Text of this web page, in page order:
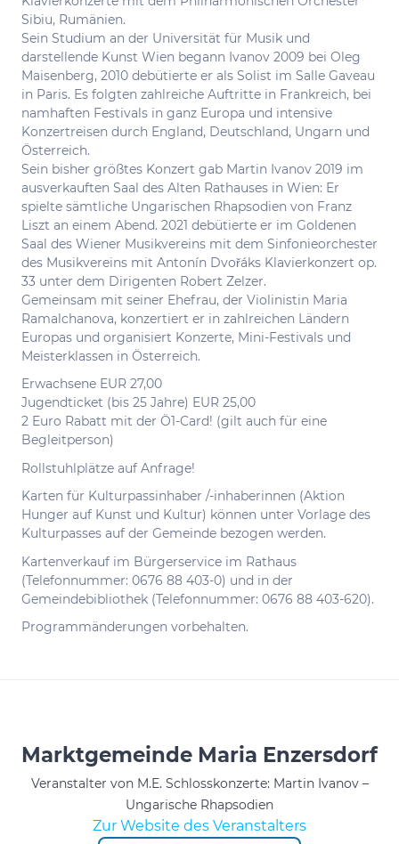
Sibiu, Rumänien.
Sein Studium an der Universität für Musik und
darstellende Kunst Wien begann Ivanov 2009 bei Oleg
Maisenberg, 2010 debütierte er als Solist im Salle Gaveau
in Paris. Es folgten zahlreiche Auftritte in Frankreich, bei
namhaften Festivals in ganz Europa und intensive
Konzertreisen durch England, Deutschland, Ungarn und
Österreich.
Sein bisher größtes Konzert gab Martin Ivanov 2019 im
ausverkauften Saal des Alten Rathauses in Wien: Er
spielte sämtliche Ungarischen Rhapsodien von Franz
Liszt an einem Abend. 2021 debütierte er im Goldenen
Saal des Wiener Musikvereins mit dem Sinfonieorchester
des Musikvereins mit Antonín Dvořáks Klavierkonzert op.
33 unter dem Dirigenten Robert Zelzer.
Gemeinsam mit seiner Ehefrau, der Violinistin Maria
Ramalchanova, konzertiert er in zahlreichen Ländern
Europas und organisiert Konzerte, Mini-Festivals und
Meisterklassen in Österreich.
Erwachsene EUR 27,00
Jugendticket (bis 25 Jahre) EUR 25,00
2 Euro Rabatt mit der Ö1-Card! (gilt auch für eine
Begleitperson)
Rollstuhlplätze auf Anfrage!
Karten für Kulturpassinhaber /-inhaberinnen (Aktion
Hunger auf Kunst und Kultur) können unter Vorlage des
Kulturpasses auf der Gemeinde bezogen werden.
Kartenverkauf im Bürgerservice im Rathaus
(Telefonnummer: 0676 88 403-0) und in der
Gemeindebibliothek (Telefonnummer: 0676 88 403-620).
Programmänderungen vorbehalten.
Marktgemeinde Maria Enzersdorf
Veranstalter von M.E. Schlosskonzerte: Martin Ivanov –
Ungarische Rhapsodien
Zur Website des Veranstalters